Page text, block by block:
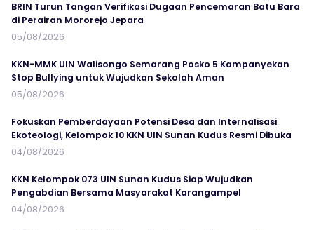
BRIN Turun Tangan Verifikasi Dugaan Pencemaran Batu Bara
di Perairan Mororejo Jepara
05/08/2026
KKN-MMK UIN Walisongo Semarang Posko 5 Kampanyekan
Stop Bullying untuk Wujudkan Sekolah Aman
05/08/2026
Fokuskan Pemberdayaan Potensi Desa dan Internalisasi
Ekoteologi, Kelompok 10 KKN UIN Sunan Kudus Resmi Dibuka
04/08/2026
KKN Kelompok 073 UIN Sunan Kudus Siap Wujudkan
Pengabdian Bersama Masyarakat Karangampel
04/08/2026